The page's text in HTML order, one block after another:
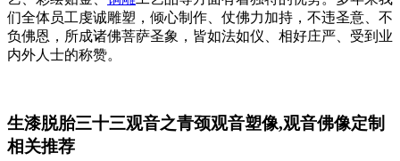
们全体员工虔诚雕塑，倾心制作、仗佛力加持，不违圣意、不
负佛恩，所成诸佛菩萨圣象，皆如法如仪、相好庄严、受到业
内外人士的称赞。
生漆脱胎三十三观音之青颈观音塑像,观音佛像定制
相关推荐